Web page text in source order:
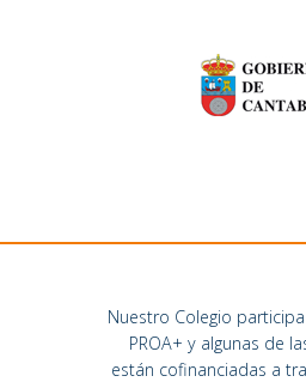
Nuestro Colegio
PROA+ y algunas de
están cofinanciadas a